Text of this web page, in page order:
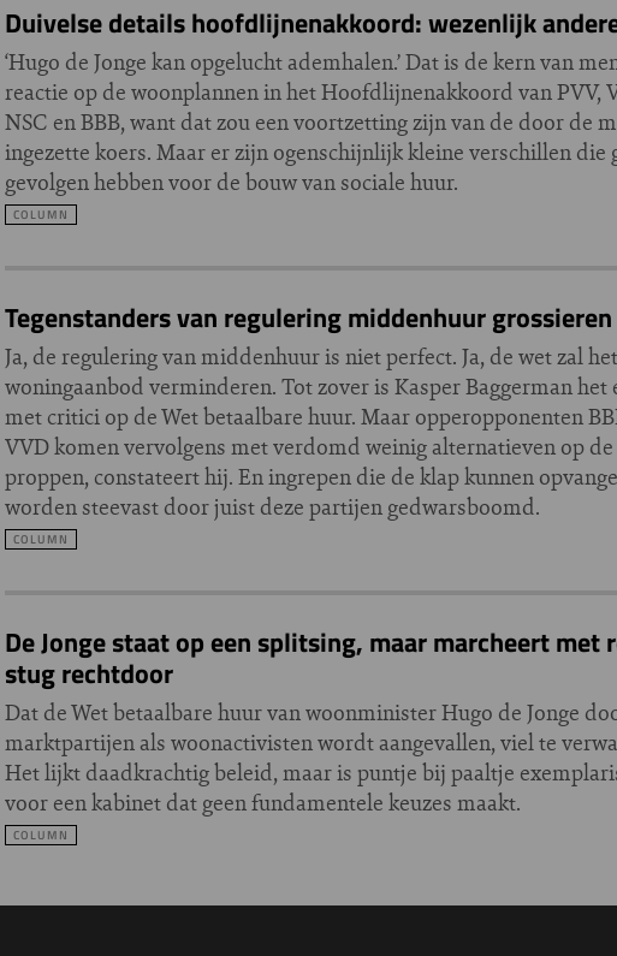
Duivelse details hoofdlijnenakkoord: wezenlijk
‘Hugo de Jonge kan opgelucht ademhalen.’ Dat is de kern van
reactie op de woonplannen in het Hoofdlijnenakkoord van PVV,
NSC en BBB, want dat zou een voortzetting zijn van de door de
ingezette koers. Maar er zijn ogenschijnlijk kleine verschillen die
gevolgen hebben voor de bouw van sociale huur.
COLUMN
Tegenstanders van regulering middenhuur
Ja, de regulering van middenhuur is niet perfect. Ja, de wet zal het
woningaanbod verminderen. Tot zover is Kasper Baggerman het
met critici op de Wet betaalbare huur. Maar opperopponenten
VVD komen vervolgens met verdomd weinig alternatieven op de
proppen, constateert hij. En ingrepen die de klap kunnen
worden steevast door juist deze partijen gedwarsboomd.
COLUMN
De Jonge staat op een splitsing, maar marcheert
stug rechtdoor
Dat de Wet betaalbare huur van woonminister Hugo de Jonge
marktpartijen als woonactivisten wordt aangevallen, viel te
Het lijkt daadkrachtig beleid, maar is puntje bij paaltje
voor een kabinet dat geen fundamentele keuzes maakt.
COLUMN